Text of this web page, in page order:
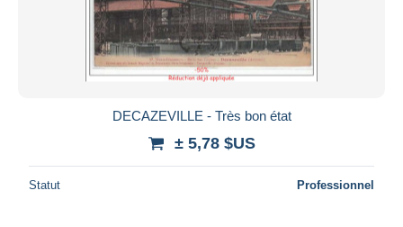
DECAZEVILLE - Très bon état
± 5,78 $US
Statut Professionnel